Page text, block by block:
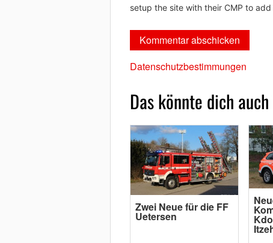
setup the site with their CMP to
Datenschutzbestimmungen
Das könnte dich
Zwei Neue für die FF
Uetersen